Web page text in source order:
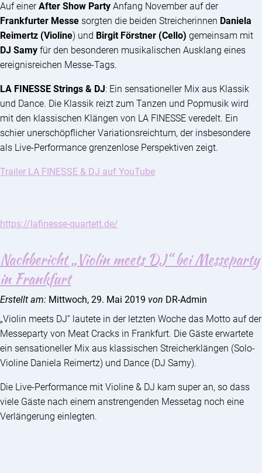
Auf einerAfter Show Party Anfang November auf der
Frankfurter Messe sorgten die beiden Streicherinnen Daniela
Reimertz (Violine) und Birgit Förstner (Cello) gemeinsam mit
DJ Samy für den besonderen musikalischen Ausklang eines
ereignisreichen Messe-Tags.
LA FINESSE Strings & DJ: Ein sensationeller Mix aus Klassik
und Dance. Die Klassik reizt zum Tanzen und Popmusik wird
mit den klassischen Klängen von LA FINESSE veredelt. Ein
schier unerschöpflicher Variationsreichtum, der insbesondere
als Live-Performance grenzenlose Perspektiven zeigt.
Trailer LA FINESSE & DJ auf YouTube
https://lafinesse-quartett.de/
Nachbericht „Violin meets DJ“ bei Messeparty
in Frankfurt
Erstellt am: Mittwoch, 29. Mai 2019 von DR-Admin
„Violin meets DJ“ lautete in der letzten Woche das Motto auf der
Messeparty von Meat Cracks in Frankfurt. Die Gäste erwartete
ein sensationeller Mix aus klassischen Streicherklängen (Solo-
Violine Daniela Reimertz) und Dance (DJ Samy).
Die Live-Performance mit Violine & DJ kam super an, so dass
viele Gäste nach einem anstrengenden Messetag noch eine
Verlängerung einlegten.